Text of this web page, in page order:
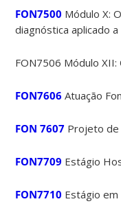
FON7500 Módulo X:
diagnóstica aplicado
FON7506 Módulo
FON7606 Atuação
FON 7607 Projeto de
FON7709 Estágio
FON7710 Estágio em